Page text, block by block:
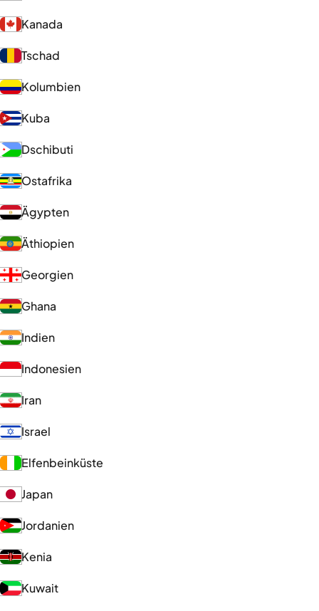
Kanada
Tschad
Kolumbien
Kuba
Dschibuti
Ostafrika
Ägypten
Äthiopien
Georgien
Ghana
Indien
Indonesien
Iran
Israel
Elfenbeinküste
Japan
Jordanien
Kenia
Kuwait